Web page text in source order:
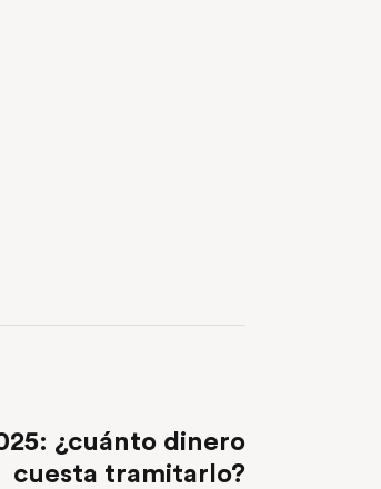
¿cuánto dinero
cuesta tramitarlo?